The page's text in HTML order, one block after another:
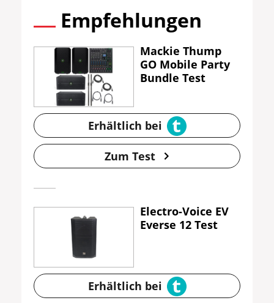
Empfehlungen
Mackie Thump
GO Mobile Party
Bundle Test
Erhältlich bei
Zum Test
Electro-Voice EV
Everse 12 Test
Erhältlich bei